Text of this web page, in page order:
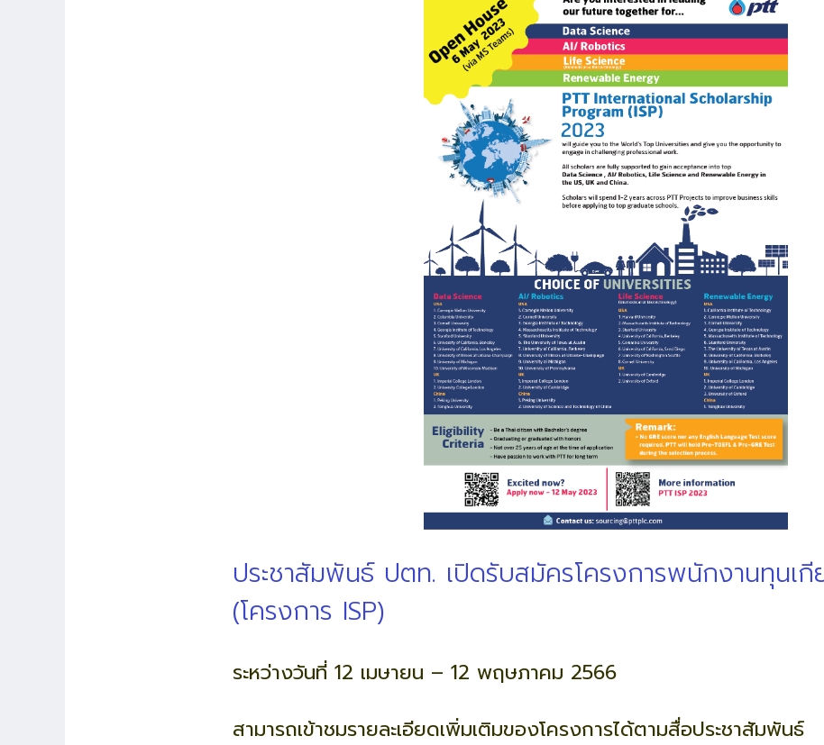
ประชาสัมพันธ์ ปตท. เปิดรับสมัครโครงการพนักงานทุนเ
(โครงการ ISP)
ระหว่างวันที่ 12 เมษายน – 12 พฤษภาคม 2566
สามารถเข้าชมรายละเอียดเพิ่มเติมของโครงการได้ตามสื่อประชาสัมพันธ์